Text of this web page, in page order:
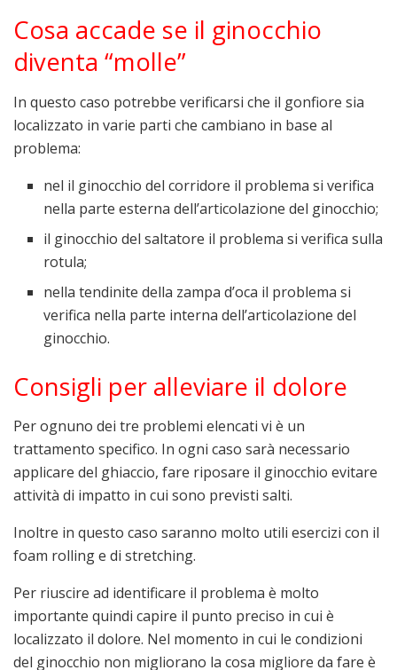
Cosa accade se il ginocchio
diventa “molle”
In questo caso potrebbe verificarsi che il gonfiore sia
localizzato in varie parti che cambiano in base al
problema:
nel il ginocchio del corridore il problema si verifica
nella parte esterna dell’articolazione del ginocchio;
il ginocchio del saltatore il problema si verifica sulla
rotula;
nella tendinite della zampa d’oca il problema si
verifica nella parte interna dell’articolazione del
ginocchio.
Consigli per alleviare il dolore
Per ognuno dei tre problemi elencati vi è un
trattamento specifico. In ogni caso sarà necessario
applicare del ghiaccio, fare riposare il ginocchio evitare
attività di impatto in cui sono previsti salti.
Inoltre in questo caso saranno molto utili esercizi con il
foam rolling e di stretching.
Per riuscire ad identificare il problema è molto
importante quindi capire il punto preciso in cui è
localizzato il dolore. Nel momento in cui le condizioni
del ginocchio non migliorano la cosa migliore da fare è